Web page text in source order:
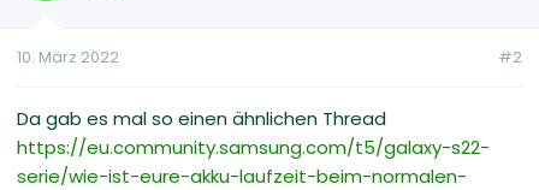
10. März 2022 #2
Da gab es mal so einen ähnlichen Thread
https://eu.community.samsung.com/t5/galaxy-s22-
serie/wie-ist-eure-akku-laufzeit-beim-normalen-